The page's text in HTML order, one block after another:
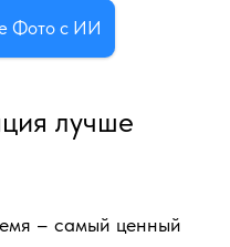
Фото с ИИ
лучше
– самый ценный